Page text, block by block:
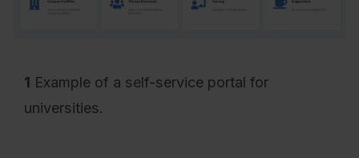
1 Example of a self-service portal for
universities.